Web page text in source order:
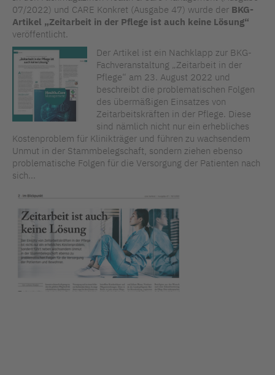
07/2022) und CARE Konkret (Ausgabe 47) wurde der BKG-
Artikel „Zeitarbeit in der Pflege ist auch keine Lösung“
veröffentlicht.
Der Artikel ist ein Nachklapp zur BKG-
Fachveranstaltung „Zeitarbeit in der
Pflege“ am 23. August 2022 und
beschreibt die problematischen Folgen
des übermäßigen Einsatzes von
Zeitarbeitskräften in der Pflege. Diese
sind nämlich nicht nur ein erhebliches
Kostenproblem für Klinikträger und führen zu wachsendem
Unmut in der Stammbelegschaft, sondern ziehen ebenso
problematische Folgen für die Versorgung der Patienten nach
sich...